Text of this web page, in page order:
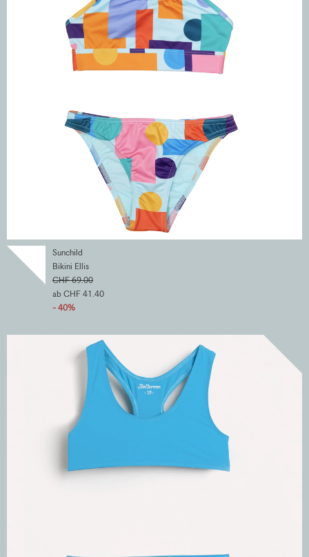
Sunchild
Bikini Ellis
CHF 69.00
ab CHF 41.40
- 40%